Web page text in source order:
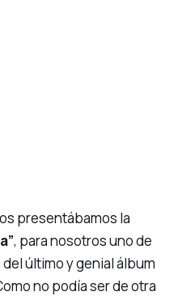
presentábamos la
, para nosotros uno de
último y genial álbum
no podía ser de otra